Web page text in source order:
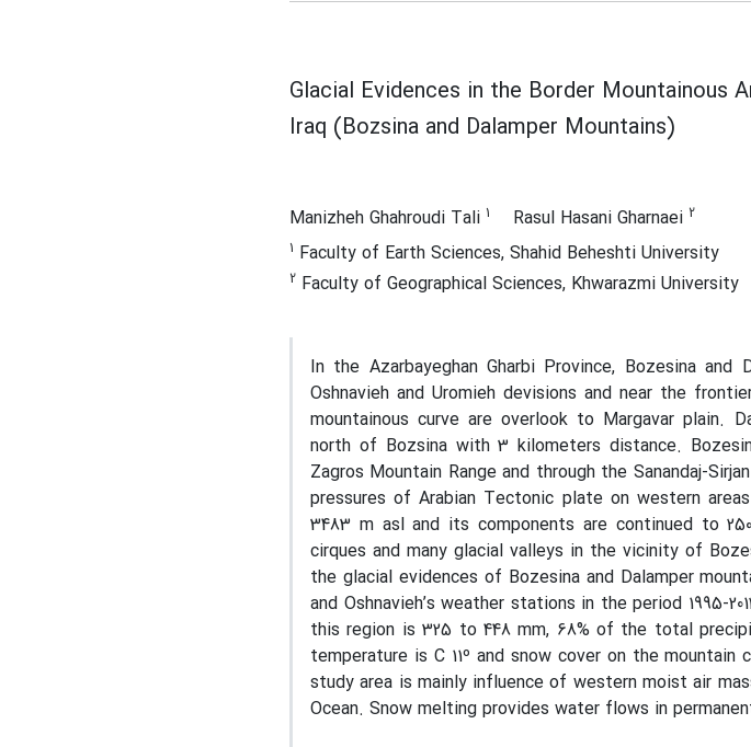
Glacial Evidences in the Border Mountainous
Iraq (Bozsina and Dalamper Mountains)
Manizheh Ghahroudi Tali 1 Rasul Hasani Gharnaei 2
1 Faculty of Earth Sciences, Shahid Beheshti University
2 Faculty of Geographical Sciences, Khwarazmi University
In the Azarbayeghan Gharbi Province, Bozesina and
Oshnavieh and Uromieh devisions and near the
mountainous curve are overlook to Margavar plain.
north of Bozsina with 3 kilometers distance.
Zagros Mountain Range and through the Sanandaj-
pressures of Arabian Tectonic plate on western
3483 m asl and its components are continued to
cirques and many glacial valleys in the vicinity of
the glacial evidences of Bozesina and Dalamper
and Oshnavieh’s weather stations in the period 1995-
this region is 325 to 448 mm, 68% of the total
temperature is C 11º and snow cover on the
study area is mainly influence of western moist air
Ocean. Snow melting provides water flows in